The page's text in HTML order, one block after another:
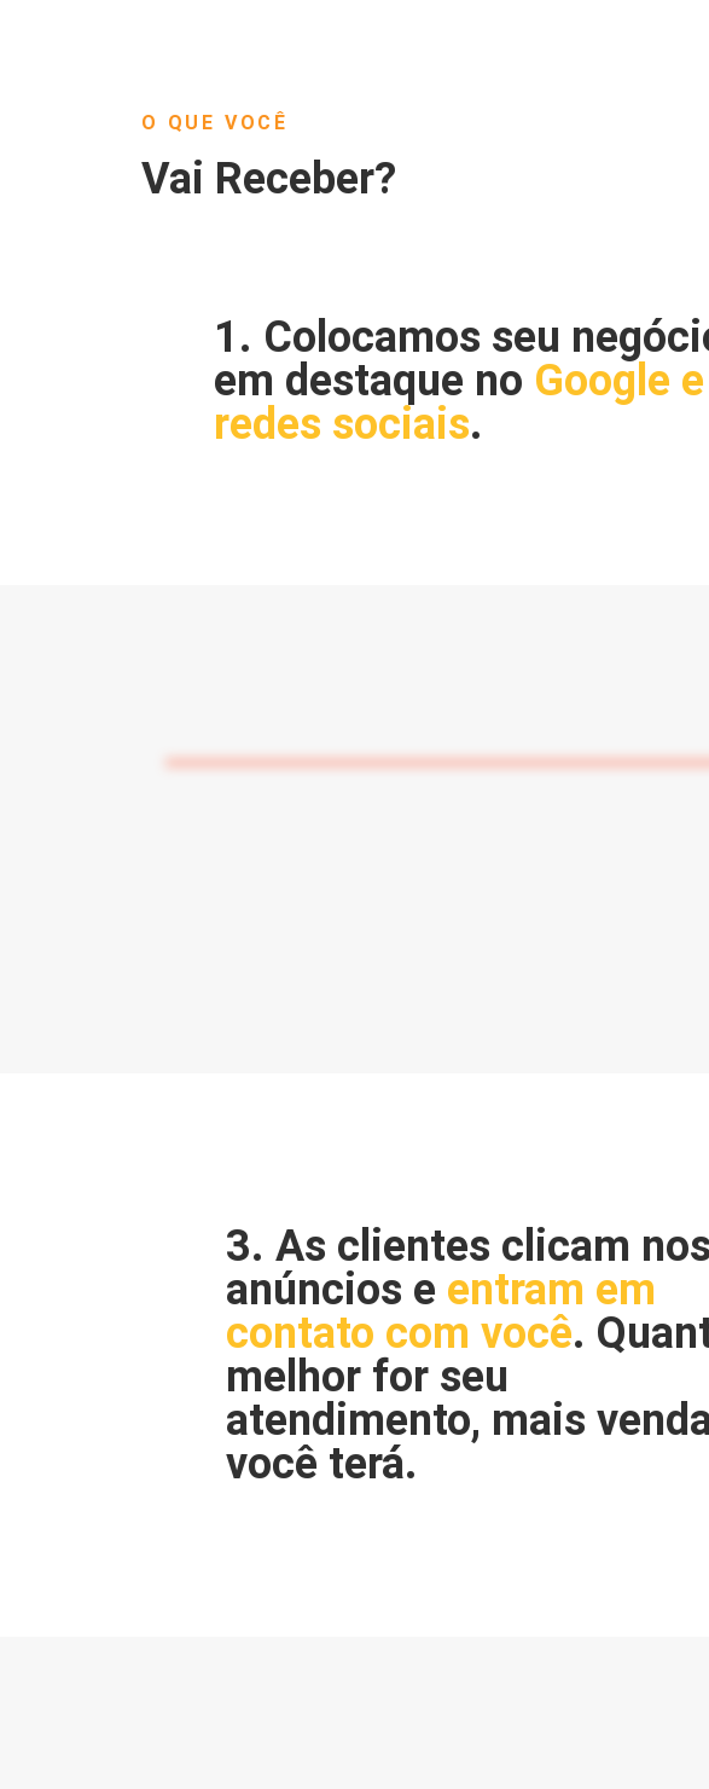
O QUE VOCÊ
Vai Receber?
1. Colocamos seu
em destaque no Google e
redes sociais.
3. As clientes clicam nos
anúncios e entram em
contato com você.
melhor for seu
atendimento, mais
você terá.